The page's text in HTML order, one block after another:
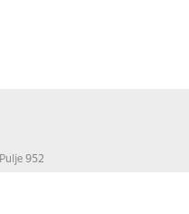
Pulje 952